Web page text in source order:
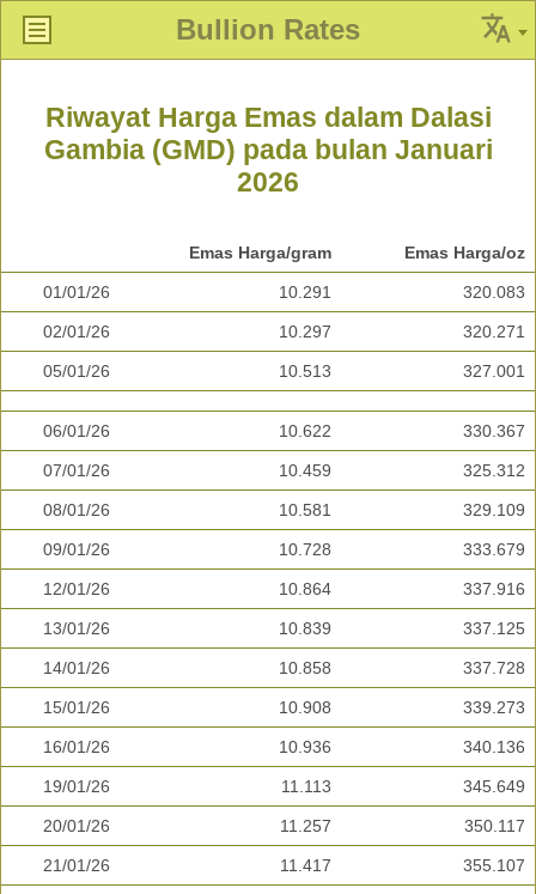
Bullion Rates
Riwayat Harga Emas dalam Dalasi
Gambia (GMD) pada bulan Januari
2026
Emas Harga/gram Emas Harga/oz
01/01/26 10.291 320.083
02/01/26 10.297 320.271
05/01/26 10.513 327.001
06/01/26 10.622 330.367
07/01/26 10.459 325.312
08/01/26 10.581 329.109
09/01/26 10.728 333.679
12/01/26 10.864 337.916
13/01/26 10.839 337.125
14/01/26 10.858 337.728
15/01/26 10.908 339.273
16/01/26 10.936 340.136
19/01/26 11.113 345.649
20/01/26 11.257 350.117
21/01/26 11.417 355.107